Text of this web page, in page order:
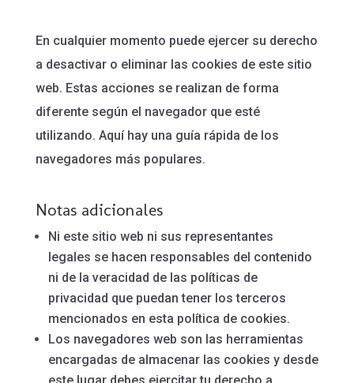
En cualquier momento puede ejercer su derecho
a desactivar o eliminar las cookies de este sitio
web. Estas acciones se realizan de forma
diferente según el navegador que esté
utilizando. Aquí hay una guía rápida de los
navegadores más populares.
Notas adicionales
Ni este sitio web ni sus representantes
legales se hacen responsables del contenido
ni de la veracidad de las políticas de
privacidad que puedan tener los terceros
mencionados en esta política de cookies.
Los navegadores web son las herramientas
encargadas de almacenar las cookies y desde